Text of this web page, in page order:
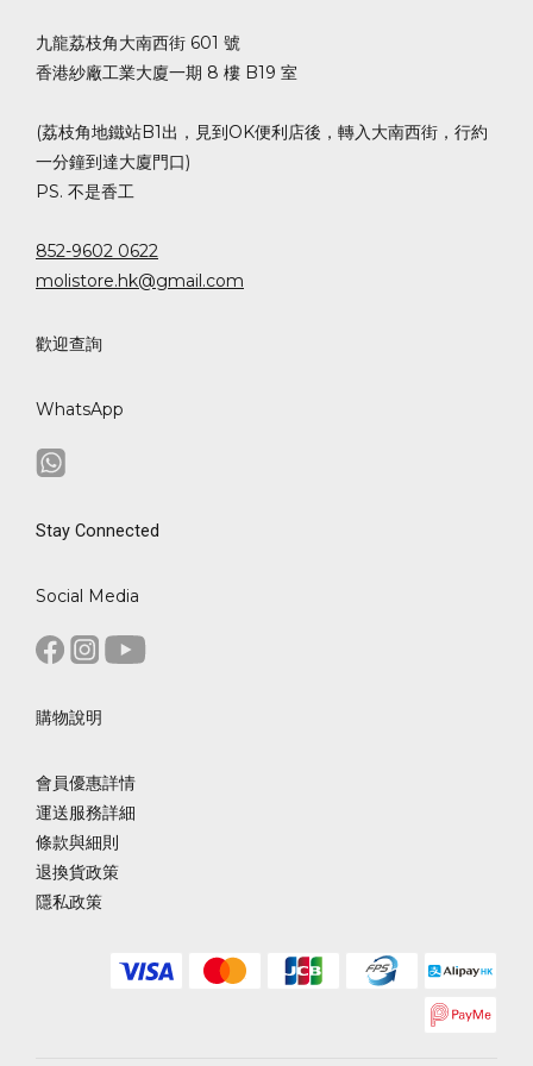
九龍荔枝角大南西街 601 號
香港紗廠工業大廈一期 8 樓 B19 室
(荔枝角地鐵站B1出，見到OK便利店後，轉入大南西街，行約
一分鐘到達大廈門口)
PS. 不是香工
852-9602 0622
molistore.hk@gmail.com
歡迎查詢
WhatsApp
Stay Connected
Social Media
購物說明
會員優惠詳情
運送服務詳細
條款與細則
退換貨政策
隱私政策